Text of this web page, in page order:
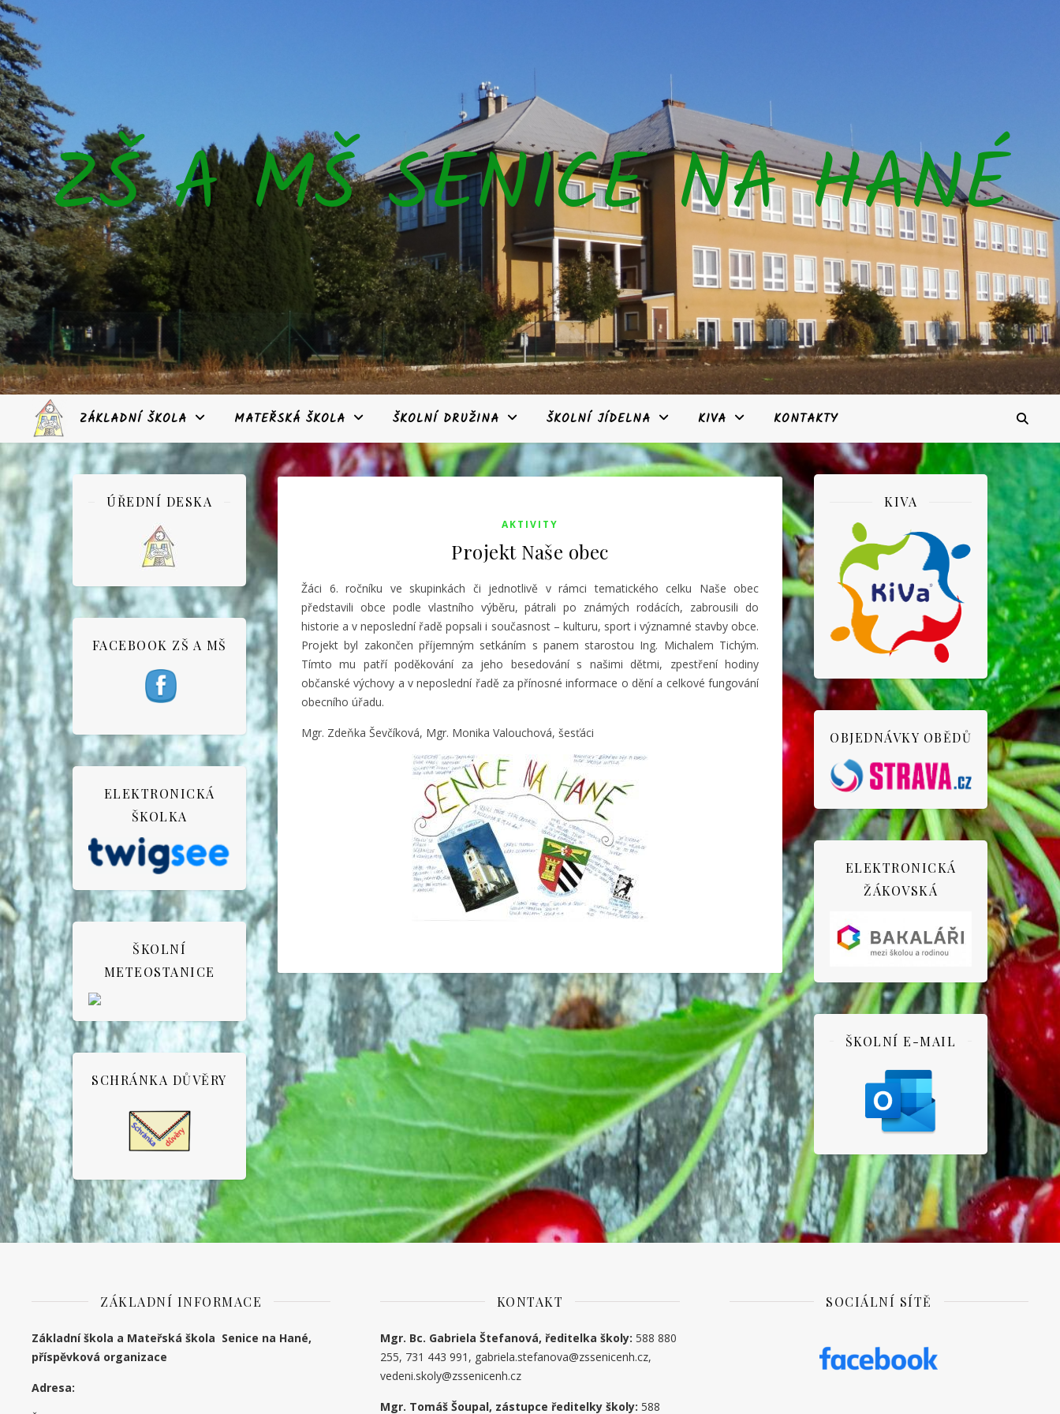
ZŠ A MŠ SENICE NA HANÉ
ZÁKLADNÍ ŠKOLA MATEŘSKÁ ŠKOLA ŠKOLNÍ DRUŽINA ŠKOLNÍ JÍDELNA KIVA KONTAKTY
ÚŘEDNÍ DESKA
FACEBOOK ZŠ A MŠ
ELEKTRONICKÁ
ŠKOLKA
ŠKOLNÍ
METEOSTANICE
SCHRÁNKA DŮVĚRY
AKTIVITY
Projekt Naše obec
Žáci 6. ročníku ve skupinkách či jednotlivě v rámci tematického celku Naše obec
představili obce podle vlastního výběru, pátrali po známých rodácích, zabrousili do
historie a v neposlední řadě popsali i současnost – kulturu, sport i významné stavby obce.
Projekt byl zakončen příjemným setkáním s panem starostou Ing. Michalem Tichým.
Tímto mu patří poděkování za jeho besedování s našimi dětmi, zpestření hodiny
občanské výchovy a v neposlední řadě za přínosné informace o dění a celkové fungování
obecního úřadu.
Mgr. Zdeňka Ševčíková, Mgr. Monika Valouchová, šesťáci
KIVA
OBJEDNÁVKY OBĚDŮ
ELEKTRONICKÁ
ŽÁKOVSKÁ
ŠKOLNÍ E-MAIL
ZÁKLADNÍ INFORMACE
Základní škola a Mateřská škola Senice na Hané,
příspěvková organizace
Adresa:
KONTAKT
Mgr. Bc. Gabriela Štefanová, ředitelka školy: 588 880
255, 731 443 991, gabriela.stefanova@zssenicenh.cz,
vedeni.skoly@zssenicenh.cz
Mgr. Tomáš Šoupal, zástupce ředitelky školy: 588
SOCIÁLNÍ SÍTĚ